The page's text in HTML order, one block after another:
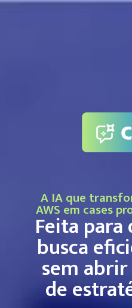
A IA que
AWS em cases
Feita para
busca
sem
de